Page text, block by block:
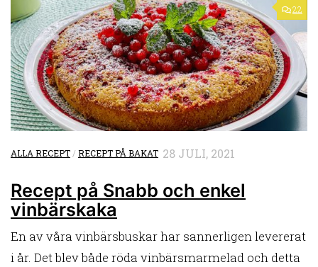
22
ALLA RECEPT /RECEPT PÅ BAKAT 28 JULI, 2021
Recept på Snabb och enkel
vinbärskaka
En av våra vinbärsbuskar har sannerligen levererat
i år. Det blev både röda vinbärsmarmelad och detta